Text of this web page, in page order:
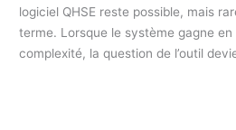
logiciel QHSE reste possible, mais
terme. Lorsque le système gagne
complexité, la question de l’outil